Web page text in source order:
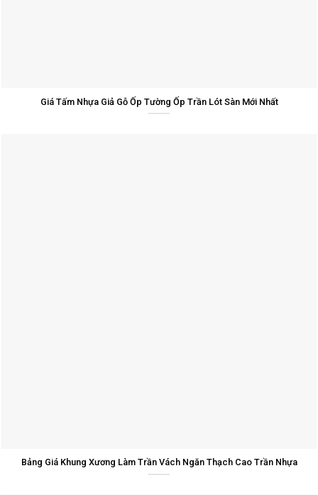
Giá Tấm Nhựa Giả Gỗ Ốp Tường Ốp Trần Lót Sàn Mới Nhất
Bảng Giá Khung Xương Làm Trần Vách Ngăn Thạch Cao Trần Nhựa